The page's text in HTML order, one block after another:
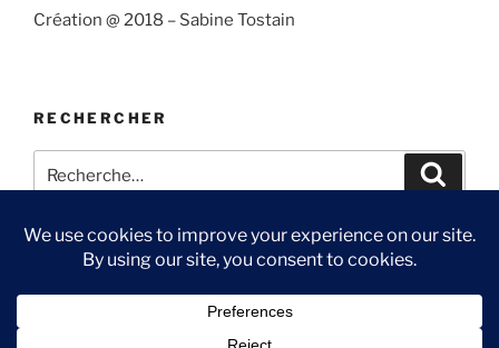
Création @ 2018 – Sabine Tostain
RECHERCHER
pour
Suivre
Me
Ma
Contact